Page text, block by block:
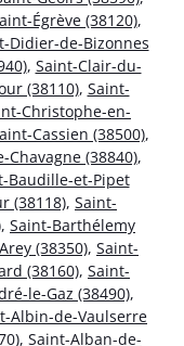
Égrève (38120),
Didier-de-Bizonnes
, Saint-Clair-du-
(38110), Saint-
Christophe-en-
Cassien (38500),
(38840),
Baudille-et-Pipet
(38118), Saint-
, Saint-Barthélemy
(38350), Saint-
(38160), Saint-
le-Gaz (38490),
Albin-de-Vaulserre
, Saint-Alban-de-